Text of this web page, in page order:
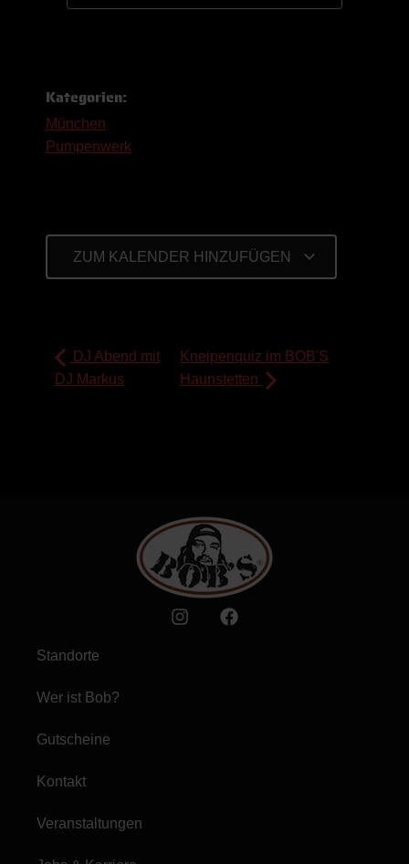
Kategorien:
München
Pumpenwerk
ZUM KALENDER HINZUFÜGEN
DJ Abend mit
DJ Markus
Kneipenquiz im BOB'S
Haunstetten
Standorte
Wer ist Bob?
Gutscheine
Kontakt
Veranstaltungen